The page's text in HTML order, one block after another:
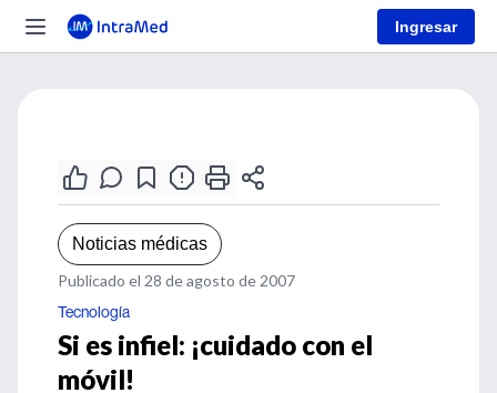
Ingresar
Noticias médicas
Publicado el 28 de agosto de 2007
Tecnología
Si es infiel: ¡cuidado con el
móvil!